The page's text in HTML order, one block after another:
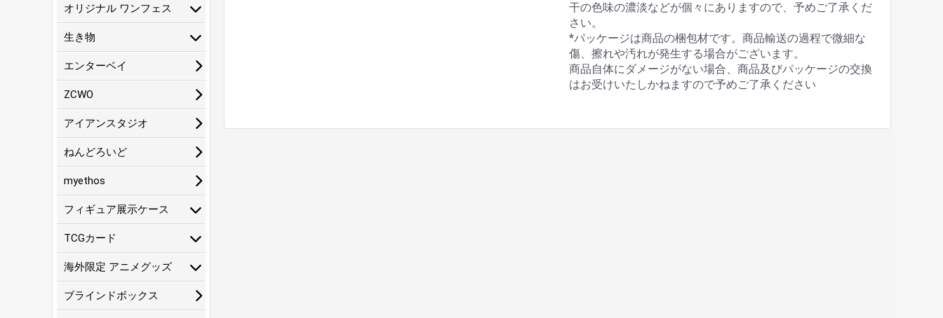
オリジナル ワンフェス
生き物
エンターベイ
ZCWO
アイアンスタジオ
ねんどろいど
myethos
フィギュア展示ケース
TCGカード
海外限定 アニメグッズ
ブラインドボックス
干の色味の濃淡などが個々にありますので、予めご了承くだ
さい。
*パッケージは商品の梱包材です。商品輸送の過程で微細な
傷、擦れや汚れが発生する場合がございます。
商品自体にダメージがない場合、商品及びパッケージの交換
はお受けいたしかねますので予めご了承ください